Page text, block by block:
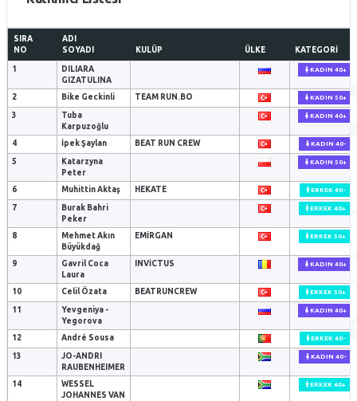
SIRA
NO
ADI
SOYADI
KULÜP ÜLKE KATEGORI
1
DILIARA
GIZATULINA
KADIN 40+
2 Bike Geckinli TEAM RUN.BO KADIN 50+
3
Tuba
Karpuzoğlu
KADIN 40+
4 İpek Şaylan BEAT RUN CREW KADIN 40-
5
Katarzyna
Peter
KADIN 50+
6 Muhittin Aktaş HEKATE ERKEK 40-
7
Burak Bahri
Peker
ERKEK 40+
8
Mehmet Akın
Büyükdağ
EMIRGAN ERKEK 50+
9
Gavril Coca
Laura
INVICTUS KADIN 40+
10 Celil Özata BEATRUNCREW ERKEK 50+
11
Yevgeniya -
Yegorova
KADIN 40+
12 André Sousa ERKEK 40-
13
JO-ANDRI
RAUBENHEIMER
KADIN 40-
14
WESSEL
JOHANNES VAN
ERKEK 60+